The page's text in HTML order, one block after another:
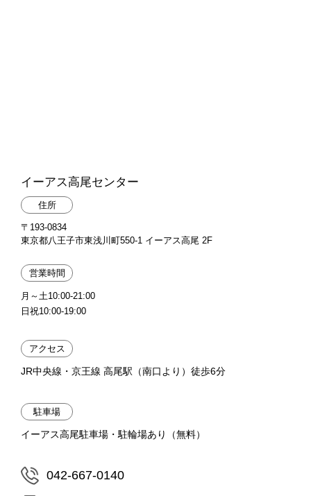
イーアス高尾センター
住所
〒193-0834
東京都八王子市東浅川町550-1 イーアス高尾 2F
営業時間
月～土10:00-21:00
日祝10:00-19:00
アクセス
JR中央線・京王線 高尾駅（南口より）徒歩6分
駐車場
イーアス高尾駐車場・駐輪場あり（無料）
042-667-0140